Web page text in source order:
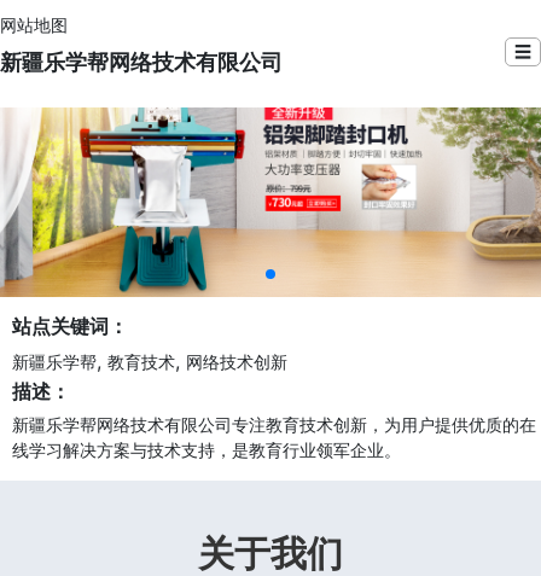
网站地图
新疆乐学帮网络技术有限公司 ☰
站点关键词：
新疆乐学帮, 教育技术, 网络技术创新
描述：
新疆乐学帮网络技术有限公司专注教育技术创新，为用户提供优质的在
线学习解决方案与技术支持，是教育行业领军企业。
关于我们